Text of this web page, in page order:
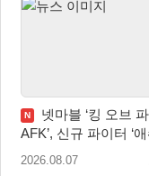
N
넷마블 ‘킹 오브 파이터
AFK’, 신규 파이터 ‘
림존’ 업데이트
2026.08.07